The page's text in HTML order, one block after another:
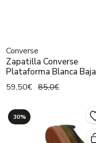
Converse
Zapatilla Converse
Plataforma Blanca Baja
59,50€ 85,0€
30%